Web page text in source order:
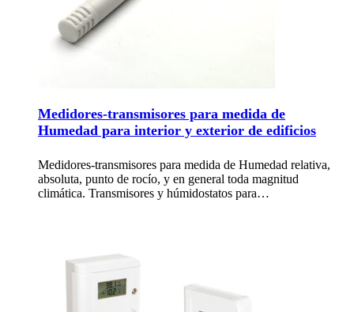
Medidores-transmisores para medida de
Humedad para interior y exterior de edificios
Medidores-transmisores para medida de Humedad relativa,
absoluta, punto de rocío, y en general toda magnitud
climática. Transmisores y húmidostatos para…